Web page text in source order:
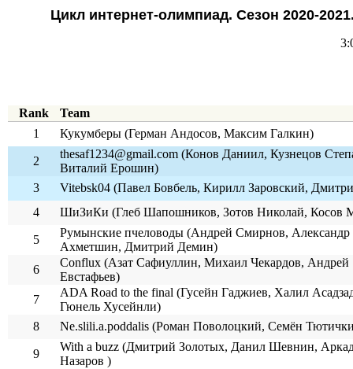
Цикл интернет-олимпиад. Сезон 2020-
Rank
Team
1
Кукумберы (Герман Андосов, Максим Галкин)
2
thesaf1234@gmail.com (Конов Даниил, Кузнецов
Виталий Ерошин)
3
Vitebsk04 (Павел Бовбель, Кирилл Заровский,
4
ШиЗиКи (Глеб Шапошников, Зотов Николай, Косов
5
Румынские пчеловоды (Андрей Смирнов, Александр
Ахметшин, Дмитрий Демин)
6
Conflux (Азат Сафиуллин, Михаил Чекардов, Андрей
Евстафьев)
7
ADA Road to the final (Гусейн Гаджиев, Халил
Гюнель Хусейнли)
8
Ne.slili.a.poddalis (Роман Поволоцкий, Семён
9
With a buzz (Дмитрий Золотых, Данил Шевнин,
Назаров )